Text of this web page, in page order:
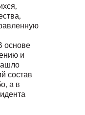
основе
и
состав
а в